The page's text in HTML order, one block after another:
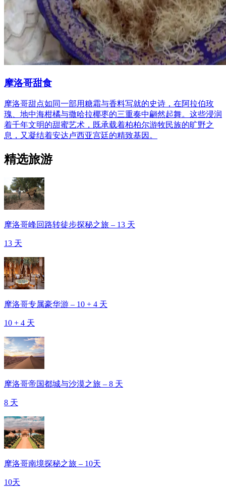
摩洛哥甜食
摩洛哥甜点如同一部用糖霜与香料写就的史诗，在阿拉伯玫
瑰、地中海柑橘与撒哈拉椰枣的三重奏中翩然起舞。这些浸润
着千年文明的甜蜜艺术，既承载着柏柏尔游牧民族的旷野之
息，又凝结着安达卢西亚宫廷的精致基因。
精选旅游
摩洛哥峰回路转徒步探秘之旅 – 13 天
13 天
摩洛哥专属豪华游 – 10 + 4 天
10 + 4 天
摩洛哥帝国都城与沙漠之旅 – 8 天
8 天
摩洛哥南境探秘之旅 – 10天
10天